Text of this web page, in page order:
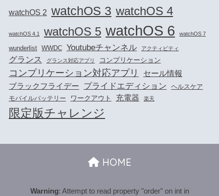
watchOS 2 watchOS 3 watchOS 4
watchOS 4.1 watchOS 5 watchOS 6 watchOS 7
wunderlist WWDC Youtubeチャンネル アクティビティ
グランス グランス対応アプリ コンプリケーション
コンプリケーション対応アプリ
セール情報
ブラックフライデー
プライドエディション
ヘルスケア
モバイルバッテリー
ワークアウト 充電器 楽天
限定版チャレンジ
HOME
Warning: Attempt to read property "order" on int in